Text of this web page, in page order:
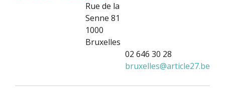
Rue de la
Senne 81
1000
Bruxelles
02 646 30 28
bruxelles@article27.be